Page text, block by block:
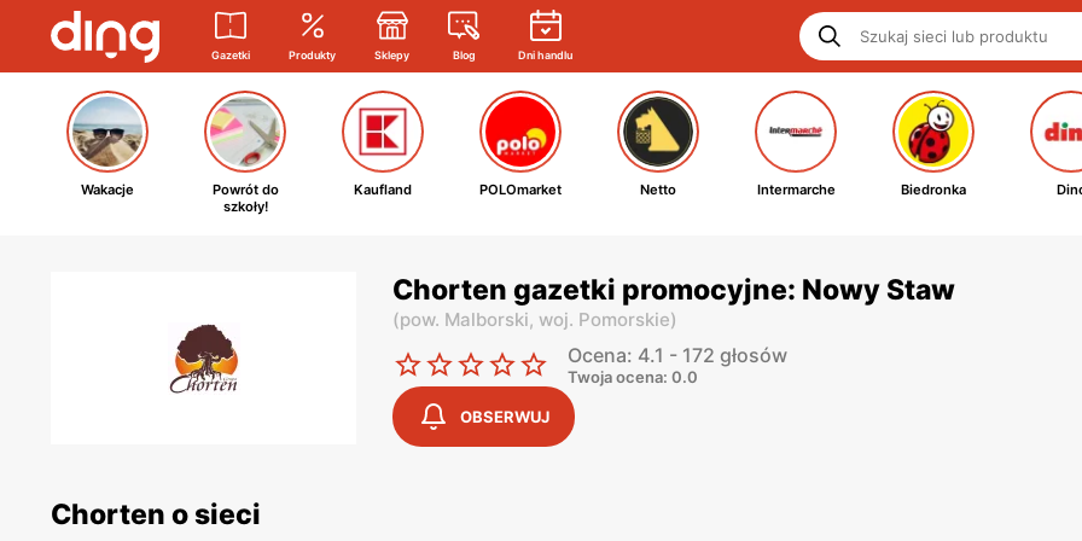
Gazetki Produkty Sklepy Blog Dni handlu
Wakacje
Powrót do
szkoły!
Kaufland POLOmarket Netto Intermarche Biedronka
Chorten gazetki promocyjne: Nowy Staw
(pow. Malborski, woj. Pomorskie)
Ocena: 4.1 - 172 głosów
Twoja ocena: 0.0
OBSERWUJ
Chorten o sieci